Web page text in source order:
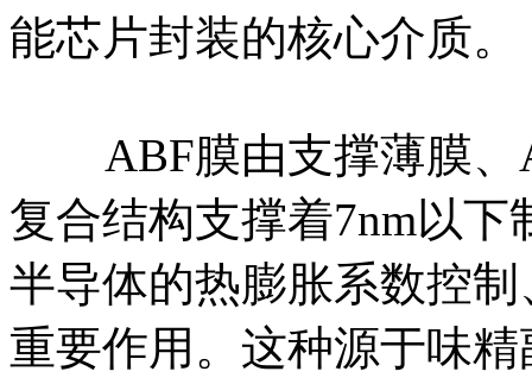
能芯片封装的核心介质。
ABF膜由支撑薄膜、
复合结构支撑着7nm以
半导体的热膨胀系数控
重要作用。这种源于味